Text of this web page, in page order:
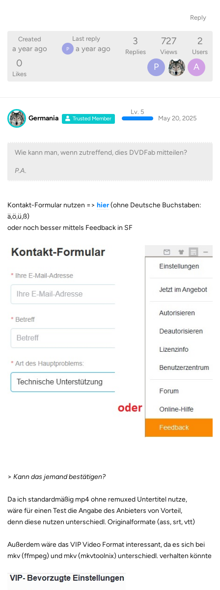
Reply
Created
a year ago
Last reply
P a year ago
3
Replies
727
Views
2
Users
0
Likes
P A
Germania Trusted Member
Lv. 5
May 20, 2025
Wie kann man, wenn zutreffend, dies DVDFab mitteilen?
P.A.
Kontakt-Formular nutzen => hier(ohne Deutsche Buchstaben:
ä,ö,ü,ß)
oder noch besser mittels Feedback in SF
> Kann das jemand bestätigen?
Da ich standardmäßig mp4 ohne remuxed Untertitel nutze,
wäre für einen Test die Angabe des Anbieters von Vorteil,
denn diese nutzen unterschiedl. Originalformate (ass, srt, vtt)
Außerdem wäre das VIP Video Format interessant, da es sich bei
mkv (ffmpeg) und mkv (mkvtoolnix) unterschiedl. verhalten könnte